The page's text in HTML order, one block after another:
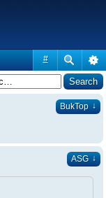
#
BukTop ↓
ASG ↓